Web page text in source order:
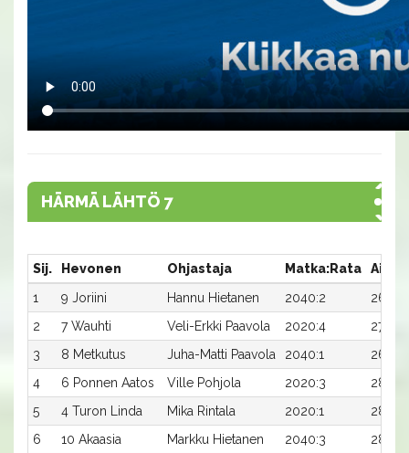
HÄRMÄ LÄHTÖ 7
Sij. Hevonen Ohjastaja Matka:Rata
Aika
1
9 Joriini Hannu Hietanen 2040:2
26,1
2
7 Wauhti Veli-Erkki Paavola 2020:4
27,1
3
8 Metkutus Juha-Matti Paavola 2040:1
26,4x
4
6 Ponnen Aatos Ville Pohjola 2020:3
28,1x
5
4 Turon Linda Mika Rintala 2020:1
28,8
6
10 Akaasia Markku Hietanen 2040:3
28,1